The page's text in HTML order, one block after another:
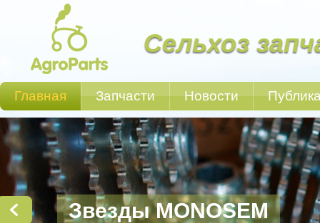
Сельхоз
Главная Запчасти Новости
Звезды MONOSEM